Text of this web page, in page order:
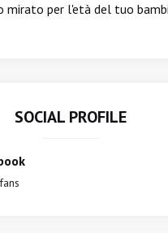
mirato per l'età del tuo
SOCIAL PROFILE